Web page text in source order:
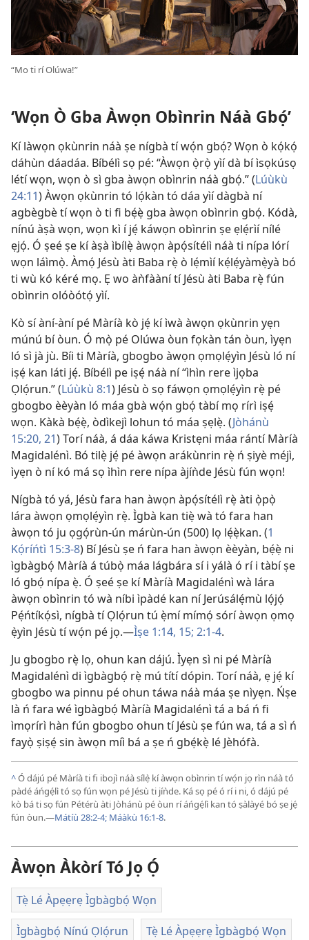
“Mo ti rí Olúwa!”
‘Wọn Ò Gba Àwọn Obìnrin Náà Gbọ́’
Kí làwọn ọkùnrin náà ṣe nígbà tí wọ́n gbọ́? Wọn ò kọ́kọ́
dáhùn dáadáa. Bíbélì sọ pé: “Àwọn ọ̀rọ̀ yìí dà bí ìsọkúsọ
létí wọn, wọn ò sì gba àwọn obìnrin náà gbọ́.” (Lúùkù
24:11) Àwọn ọkùnrin tó lọ́kàn tó dáa yìí dàgbà ní
agbègbè tí wọn ò ti fi bẹ́ẹ̀ gba àwọn obìnrin gbọ́. Kódà,
nínú àṣà wọn, wọn kì í jẹ́ káwọn obìnrin ṣe ẹlẹ́rìí nílé
ẹjọ́. Ó ṣeé ṣe kí àṣà ìbílẹ̀ àwọn àpọ́sítélì náà ti nípa lórí
wọn láìmọ̀. Àmọ́ Jésù àti Baba rẹ̀ ò lẹ́mìí kẹ́lẹ́yàmẹ̀yà bó
ti wù kó kéré mọ. Ẹ wo àǹfààní tí Jésù àti Baba rẹ̀ fún
obìnrin olóòótọ́ yìí.
Kò sí àní-àní pé Màríà kò jẹ́ kí ìwà àwọn ọkùnrin yẹn
múnú bí òun. Ó mọ̀ pé Olúwa òun fọkàn tán òun, ìyẹn
ló sì jà jù. Bíi ti Màríà, gbogbo àwọn ọmọlẹ́yìn Jésù ló ní
iṣẹ́ kan láti jẹ́. Bíbélì pe iṣẹ́ náà ní “ìhìn rere ìjọba
Ọlọ́run.” (Lúùkù 8:1) Jésù ò sọ fáwọn ọmọlẹ́yìn rẹ̀ pé
gbogbo èèyàn ló máa gbà wọ́n gbọ́ tàbí mọ rírì iṣẹ́
wọn. Kàkà bẹ́ẹ̀, òdìkejì lohun tó máa ṣẹlẹ̀. (Jòhánù
15:20, 21) Torí náà, á dáa káwa Kristẹni máa rántí Màríà
Magidalénì. Bó tilẹ̀ jẹ́ pé àwọn arákùnrin rẹ̀ ń ṣiyè méjì,
ìyẹn ò ní kó má sọ ìhìn rere nípa àjíǹde Jésù fún wọn!
Nígbà tó yá, Jésù fara han àwọn àpọ́sítélì rẹ̀ àti ọ̀pọ̀
lára àwọn ọmọlẹ́yìn rẹ̀. Ìgbà kan tiẹ̀ wà tó fara han
àwọn tó ju ọgọ́rùn-ún márùn-ún (500) lọ lẹ́ẹ̀kan. (1
Kọ́ríńtì 15:3-8) Bí Jésù ṣe ń fara han àwọn èèyàn, bẹ́ẹ̀ ni
ìgbàgbọ́ Màríà á túbọ̀ máa lágbára sí i yálà ó rí i tàbí ṣe
ló gbọ́ nípa ẹ̀. Ó ṣeé ṣe kí Màríà Magidalénì wà lára
àwọn obìnrin tó wà níbi ìpàdé kan ní Jerúsálẹ́mù lọ́jọ́
Pẹ́ńtíkọ́sì, nígbà tí Ọlọ́run tú ẹ̀mí mímọ́ sórí àwọn ọmọ
ẹ̀yìn Jésù tí wọ́n pé jọ.—Ìṣe 1:14, 15; 2:1-4.
Ju gbogbo rẹ̀ lọ, ohun kan dájú. Ìyẹn sì ni pé Màríà
Magidalénì di ìgbàgbọ́ rẹ̀ mú títí dópin. Torí náà, ẹ jẹ́ kí
gbogbo wa pinnu pé ohun táwa náà máa ṣe nìyẹn. Ńṣe
là ń fara wé ìgbàgbọ́ Màríà Magidalénì tá a bá ń fi
ìmọrírì hàn fún gbogbo ohun tí Jésù ṣe fún wa, tá a sì ń
fayọ̀ ṣiṣẹ́ sin àwọn míì bá a ṣe ń gbẹ́kẹ̀ lé Jèhófà.
^Ó dájú pé Màríà ti fi ibojì náà sílẹ̀ kí àwọn obìnrin tí wọ́n jọ rìn náà tó
pàdé áńgẹ́lì tó sọ fún wọn pé Jésù ti jíǹde. Ká sọ pé ó rí i ni, ó dájú pé
kò bá ti sọ fún Pétérù àti Jòhánù pé òun rí áńgẹ́lì kan tó ṣàlàyé bó ṣe jẹ́
fún òun.—Mátíù 28:2-4; Máàkù 16:1-8.
Àwọn Àkòrí Tó Jọ Ọ́
Tẹ̀ Lé Àpẹẹrẹ Ìgbàgbọ́ Wọn
Ìgbàgbọ́ Nínú Ọlọ́run Tẹ̀ Lé Àpẹẹrẹ Ìgbàgbọ́ Wọn